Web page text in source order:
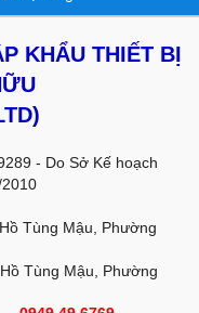
KHẨU THIẾT BỊ
- Do Sở Kế hoạch
Tùng Mậu, Phường
Tùng Mậu, Phường